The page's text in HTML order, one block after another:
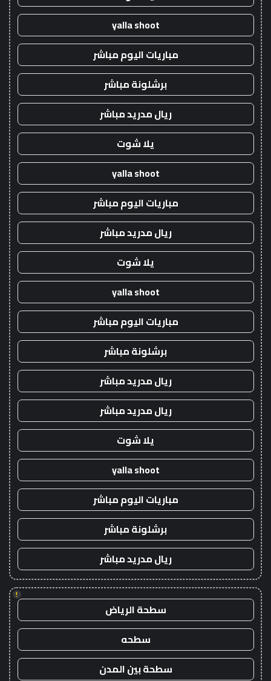
yalla shoot
مباريات اليوم مباشر
برشلونة مباشر
ريال مدريد مباشر
يلا شوت
yalla shoot
مباريات اليوم مباشر
ريال مدريد مباشر
يلا شوت
yalla shoot
مباريات اليوم مباشر
برشلونة مباشر
ريال مدريد مباشر
ريال مدريد مباشر
يلا شوت
yalla shoot
مباريات اليوم مباشر
برشلونة مباشر
ريال مدريد مباشر
!
سطحة الرياض
سطحه
سطحة بين المدن